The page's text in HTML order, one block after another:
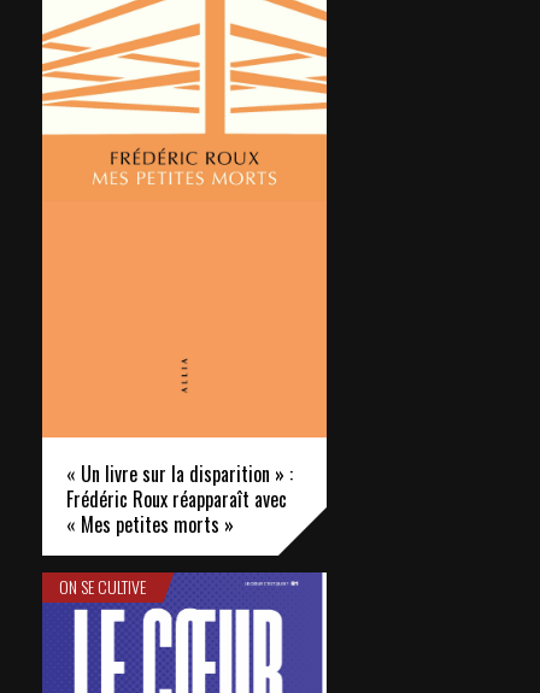
« Un livre sur la disparition » :
Frédéric Roux réapparaît avec
« Mes petites morts »
ON SE CULTIVE